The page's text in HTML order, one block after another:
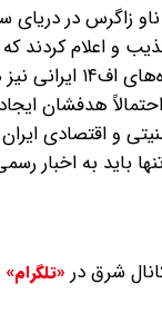
زاگرس در
و اعلام
رهگیری یک
هدفشان
و اقتصادی
باید به اخبار
شرق در «تلگرام»